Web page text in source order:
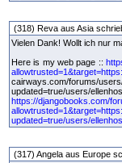
(318) Reva aus Asia
Vielen Dank! Wollt ich nur
Here is my web page ::
cairways.com/forums/
https://djangobooks.com/
updated=true/users/
(317) Angela aus Europe